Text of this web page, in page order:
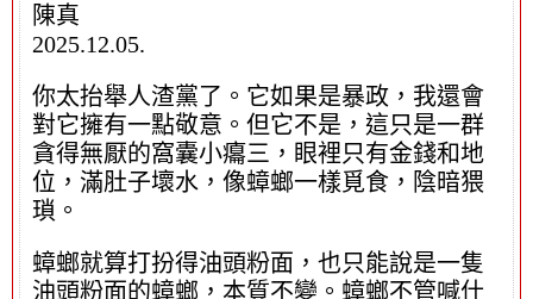
陳真
2025.12.05.
你太抬舉人渣黨了。它如果是暴政，我還會
對它擁有一點敬意。但它不是，這只是一群
貪得無厭的窩囊小癟三，眼裡只有金錢和地
位，滿肚子壞水，像蟑螂一樣覓食，陰暗猥
瑣。
蟑螂就算打扮得油頭粉面，也只能說是一隻
油頭粉面的蟑螂，本質不變。蟑螂不管喊什